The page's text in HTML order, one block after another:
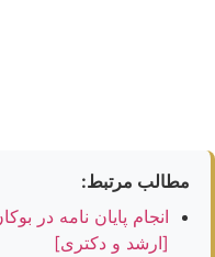
مطالب مرتبط:
انجام پایان نامه در
[ارشد و دکتری]